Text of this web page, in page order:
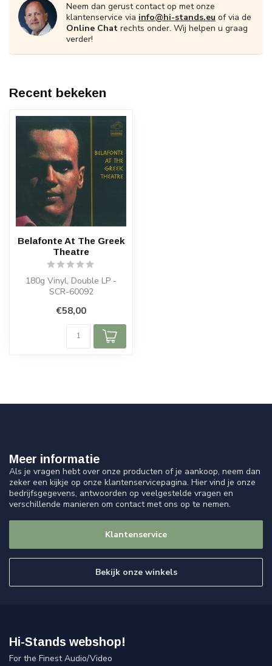
Neem dan gerust contact op met onze
klantenservice via info@hi-stands.eu of via de
Online Chat rechts onder. Wij helpen u graag
verder!
Recent bekeken
Belafonte At The Greek
Theatre
180g Vinyl, Double LP -
SCR-60092
€58,00
Meer informatie
Als je vragen hebt over onze producten of je aankoop, neem dan
zeker een kijkje op onze klantenservicepagina. Hier vind je onze
bedrijfsgegevens, antwoorden op veelgestelde vragen en
verschillende manieren om contact met ons op te nemen.
Klantenservice
Bekijk onze winkels
Hi-Stands webshop!
For the Finest Audio/Video